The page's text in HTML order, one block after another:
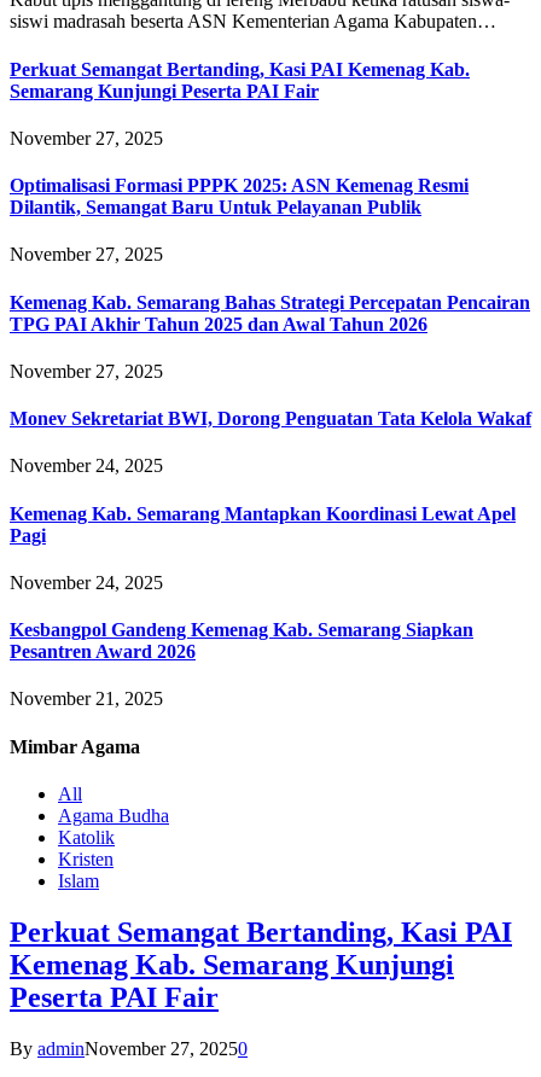
siswi madrasah beserta ASN Kementerian Agama Kabupaten…
Perkuat Semangat Bertanding, Kasi PAI Kemenag Kab.
Semarang Kunjungi Peserta PAI Fair
November 27, 2025
Optimalisasi Formasi PPPK 2025: ASN Kemenag Resmi
Dilantik, Semangat Baru Untuk Pelayanan Publik
November 27, 2025
Kemenag Kab. Semarang Bahas Strategi Percepatan Pencairan
TPG PAI Akhir Tahun 2025 dan Awal Tahun 2026
November 27, 2025
Monev Sekretariat BWI, Dorong Penguatan Tata Kelola Wakaf
November 24, 2025
Kemenag Kab. Semarang Mantapkan Koordinasi Lewat Apel
Pagi
November 24, 2025
Kesbangpol Gandeng Kemenag Kab. Semarang Siapkan
Pesantren Award 2026
November 21, 2025
Mimbar Agama
All
Agama Budha
Katolik
Kristen
Islam
Perkuat Semangat Bertanding, Kasi PAI
Kemenag Kab. Semarang Kunjungi
Peserta PAI Fair
By adminNovember 27, 20250